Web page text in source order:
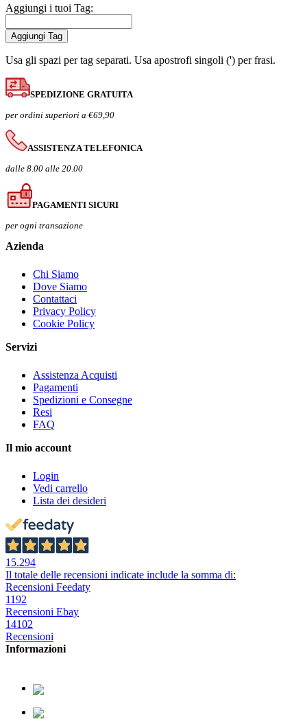
Aggiungi i tuoi Tag:
Aggiungi Tag
Usa gli spazi per tag separati. Usa apostrofi singoli (') per frasi.
SPEDIZIONE GRATUITA
per ordini superiori a €69,90
ASSISTENZA TELEFONICA
dalle 8.00 alle 20.00
PAGAMENTI SICURI
per ogni transazione
Azienda
Chi Siamo
Dove Siamo
Contattaci
Privacy Policy
Cookie Policy
Servizi
Assistenza Acquisti
Pagamenti
Spedizioni e Consegne
Resi
FAQ
Il mio account
Login
Vedi carrello
Lista dei desideri
15.294
Il totale delle recensioni indicate include la somma di:
Recensioni Feedaty
1192
Recensioni Ebay
14102
Recensioni
Informazioni